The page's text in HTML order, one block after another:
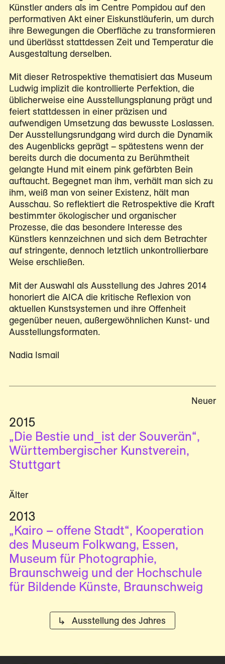
Künstler anders als im Centre Pompidou auf den
performativen Akt einer Eiskunstläuferin, um durch
ihre Bewegungen die Oberfläche zu transformieren
und überlässt stattdessen Zeit und Temperatur die
Ausgestaltung derselben.
Mit dieser Retrospektive thematisiert das Museum
Ludwig implizit die kontrollierte Perfektion, die
üblicherweise eine Ausstellungsplanung prägt und
feiert stattdessen in einer präzisen und
aufwendigen Umsetzung das bewusste Loslassen.
Der Ausstellungsrundgang wird durch die Dynamik
des Augenblicks geprägt – spätestens wenn der
bereits durch die documenta zu Berühmtheit
gelangte Hund mit einem pink gefärbten Bein
auftaucht. Begegnet man ihm, verhält man sich zu
ihm, weiß man von seiner Existenz, hält man
Ausschau. So reflektiert die Retrospektive die Kraft
bestimmter ökologischer und organischer
Prozesse, die das besondere Interesse des
Künstlers kennzeichnen und sich dem Betrachter
auf stringente, dennoch letztlich unkontrollierbare
Weise erschließen.
Mit der Auswahl als Ausstellung des Jahres 2014
honoriert die AICA die kritische Reflexion von
aktuellen Kunstsystemen und ihre Offenheit
gegenüber neuen, außergewöhnlichen Kunst- und
Ausstellungsformaten.
Nadia Ismail
Älter
2013
„Kairo – offene Stadt“, Kooperation
des Museum Folkwang, Essen,
Museum für Photographie,
Braunschweig und der Hochschule
für Bildende Künste, Braunschweig
Neuer
2015
„Die Bestie und_ist der Souverän“,
Württembergischer Kunstverein,
Stuttgart
↳ Ausstellung des Jahres